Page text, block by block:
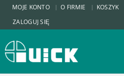
MOJE KONTO O FIRMIE KOSZYK
ZALOGUJ SIĘ